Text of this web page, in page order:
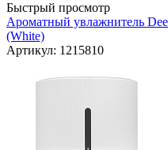
Быстрый просмотр
Ароматный увлажнитель
(White)
Артикул: 1215810